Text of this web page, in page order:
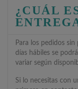
¿CUÁL
Para los pedidos
días hábiles se
variar según
Si lo necesitas con